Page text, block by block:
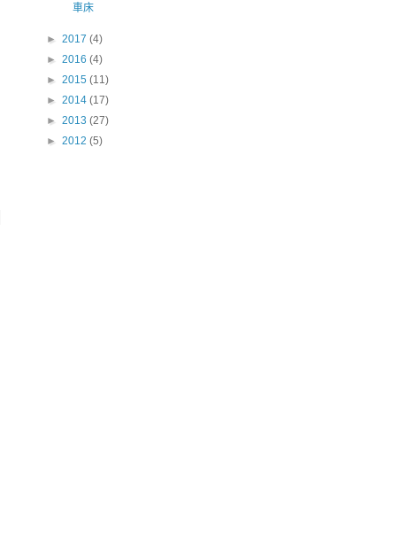
車床
► 2017 (4)
► 2016 (4)
► 2015 (11)
► 2014 (17)
► 2013 (27)
► 2012 (5)